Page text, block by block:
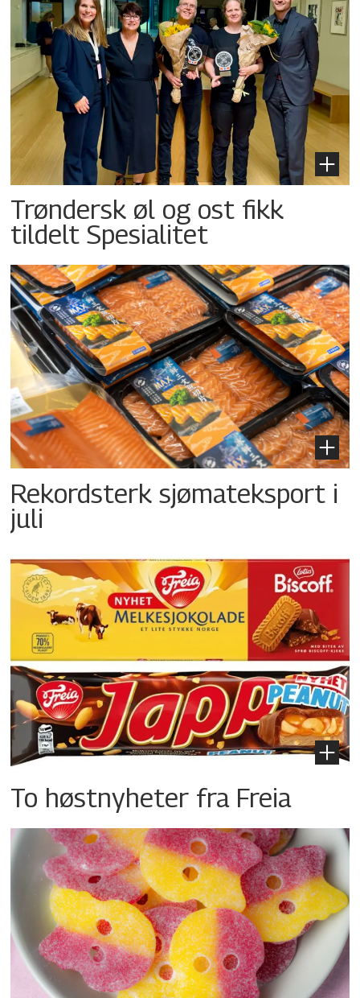
Trøndersk øl og ost fikk
tildelt Spesialitet
Rekordsterk sjømateksport i
juli
To høstnyheter fra Freia